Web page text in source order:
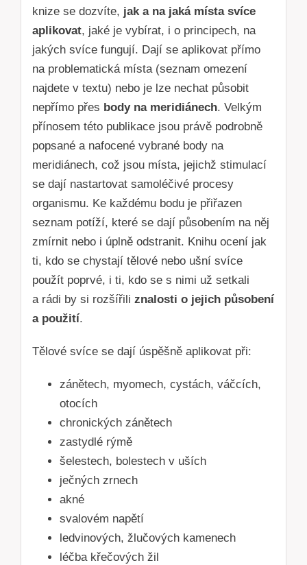
knize se dozvíte, jak a na jaká místa svíce
aplikovat, jaké je vybírat, i o principech, na
jakých svíce fungují. Dají se aplikovat přímo
na problematická místa (seznam omezení
najdete v textu) nebo je lze nechat působit
nepřímo přes body na meridiánech. Velkým
přínosem této publikace jsou právě podrobně
popsané a nafocené vybrané body na
meridiánech, což jsou místa, jejichž stimulací
se dají nastartovat samoléčivé procesy
organismu. Ke každému bodu je přiřazen
seznam potíží, které se dají působením na něj
zmírnit nebo i úplně odstranit. Knihu ocení jak
ti, kdo se chystají tělové nebo ušní svíce
použít poprvé, i ti, kdo se s nimi už setkali
a rádi by si rozšířili znalosti o jejich působení
a použití.
Tělové svíce se dají úspěšně aplikovat při:
zánětech, myomech, cystách, váčcích,
otocích
chronických zánětech
zastydlé rýmě
šelestech, bolestech v uších
ječných zrnech
akné
svalovém napětí
ledvinových, žlučových kamenech
léčba křečových žil